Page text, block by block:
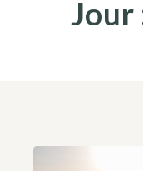
ÉpargneJour